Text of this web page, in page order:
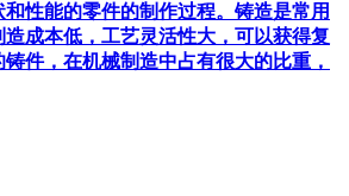
和性能的零件的制作过程。铸造是常用
造成本低，工艺灵活性大，可以获得复
件，在机械制造中占有很大的比重，